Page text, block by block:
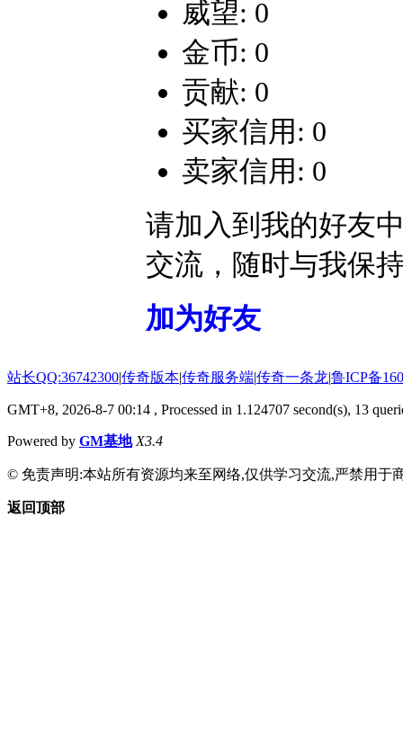
威望: 0
金币: 0
贡献: 0
买家信用: 0
卖家信用: 0
请加入到我的好友
交流，随时与我保
加为好友
站长QQ:36742300|传奇版本|传奇服务端|传奇一条龙|鲁ICP备
GMT+8, 2026-8-7 00:14 , Processed in 1.124707 second(s), 13
Powered by GM基地 X3.4
© 免责声明:本站所有资源均来至网络,仅供学习交流,严禁用于
返回顶部